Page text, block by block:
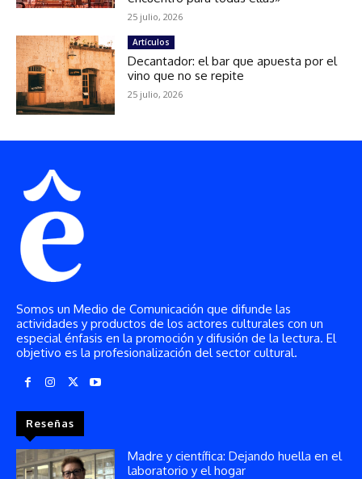
Somos un Medio de Comunicación que difunde las
actividades y productos de los actores culturales con un
especial énfasis en la promoción y difusión de la lectura. El
objetivo es la profesionalización del sector cultural.
Reseñas
Madre y científica: Dejando huella en el
laboratorio y el hogar